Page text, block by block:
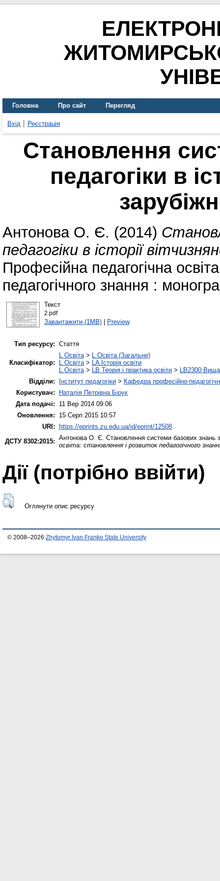
Головна Про сайт Перегляд
Вхід Реєстрація
Становлення
педагогіки в
Антонова О. Є. (2014)
педагогіки в історії
Професійна педагогічна
педагогічного знання :
Текст
2.pdf
Завантажити (1MB)| Preview
Тип ресурсу: Стаття
Класифікатор:
L Освіта> L Освіта (Загальне)
L Освіта> LA Історія освіти
L Освіта> LB Теорія і практика освіти > LB2300 Вища
Відділи:
Інститут педагогіки > Кафедра професійно-
Користувач:
Наталія Петрівна Бірук
Дата подачі:
11 Вер 2014 09:06
Оновлення:
15 Серп 2015 10:57
URI:
https://eprints.zu.edu.ua/id/eprint/12508
ДСТУ 8302:2015: Антонова О. Є. Становлення системи базових знань з
освіта: становлення і розвиток педагогічного
Дії ​​(потрібно ввійти)
Оглянути опис ресурсу
© 2008–2026 Zhytomyr Ivan Franko State University